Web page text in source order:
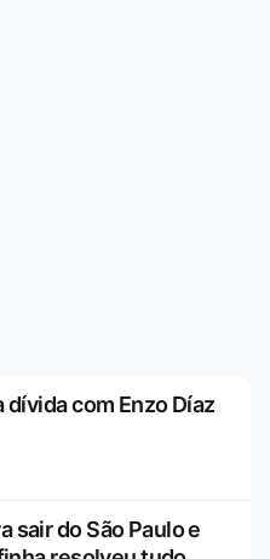
com Enzo Díaz
sair do São Paulo e